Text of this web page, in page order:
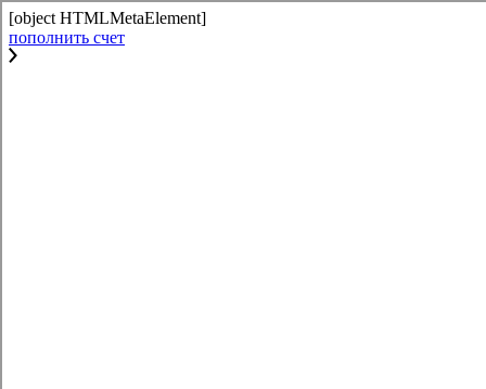
[object HTMLMetaElement]
пополнить счет